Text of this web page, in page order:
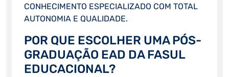
CONHECIMENTO ESPECIALIZADO COM TOTAL
AUTONOMIA E QUALIDADE.
POR QUE ESCOLHER UMA PÓS-
GRADUAÇÃO EAD DA FASUL
EDUCACIONAL?